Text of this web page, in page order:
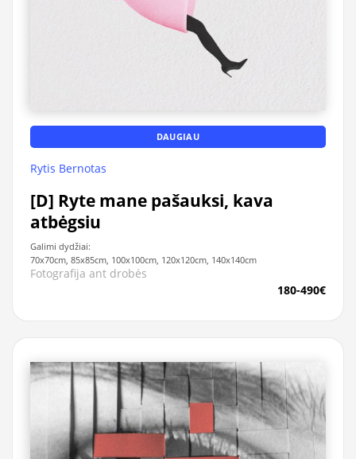
DAUGIAU
Rytis Bernotas
[D] Ryte mane pašauksi, kava
atbėgsiu
Galimi dydžiai:
70x70cm, 85x85cm, 100x100cm, 120x120cm, 140x140cm
Fotografija ant drobės
180-490€